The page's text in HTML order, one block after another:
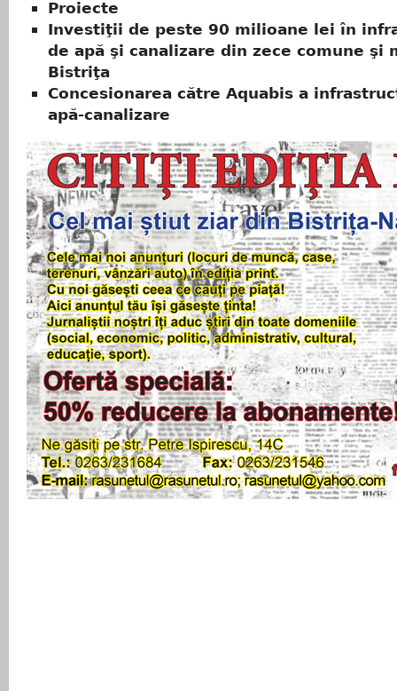
Proiecte
Investiţii de peste 90 milioane lei în
de apă şi canalizare din zece comune şi
Bistriţa
Concesionarea către Aquabis a
apă-canalizare